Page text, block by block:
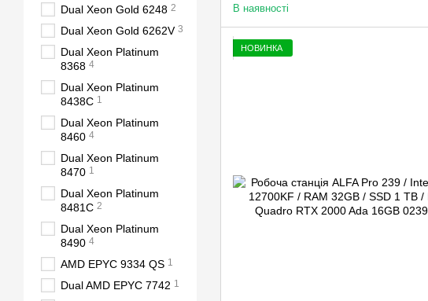
В наявності
НОВИНКА
Dual Xeon Gold 6248 2
Dual Xeon Gold 6262V 3
Dual Xeon Platinum
8368 4
Dual Xeon Platinum
8438C 1
Dual Xeon Platinum
8460 4
Dual Xeon Platinum
8470 1
Dual Xeon Platinum
8481C 2
Dual Xeon Platinum
8490 4
AMD EPYC 9334 QS 1
Dual AMD EPYC 7742 1